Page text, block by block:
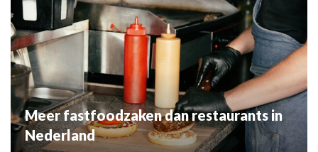
Meer fastfoodzaken dan restaurants in
Nederland